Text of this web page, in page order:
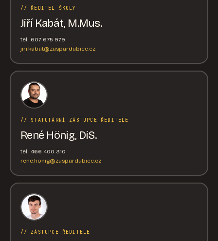
// ŘEDITEL ŠKOLY
Jiří Kabát, M.Mus.
tel.: 607 675 979
jiri.kabat@zuspardubice.cz
// STATUTÁRNÍ ZÁSTUPCE ŘEDITELE
René Hönig, DiS.
tel.: 466 400 310
rene.honig@zuspardubice.cz
// ZÁSTUPCE ŘEDITELE